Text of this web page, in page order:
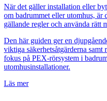
När det gäller installation eller
om badrummet eller utomhus, är
gällande regler och använda rätt
Den här guiden ger en
viktiga säkerhetsåtgärderna
fokus på PEX-rörsystem i
utomhusinstallationer.
Läs mer